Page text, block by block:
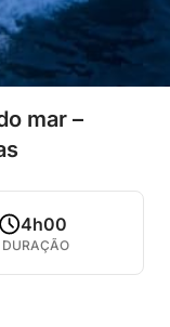
mar –
4h00
DURAÇÃO